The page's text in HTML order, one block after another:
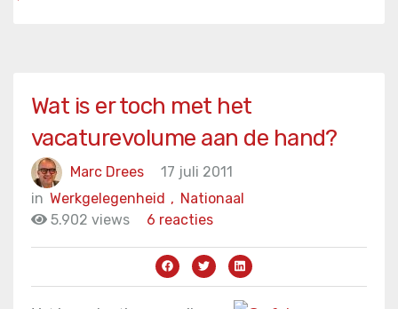
Wat is er toch met het
vacaturevolume aan de hand?
Marc Drees
17 juli 2011
in
Nationaal
Werkgelegenheid ,
5.902 views
6 reacties